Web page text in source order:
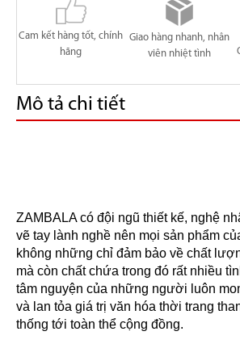
Cam kết hàng tốt, chính
hãng
Giao hàng nhanh, nhân
viên nhiệt tình
Mô tả chi tiết
ZAMBALA có đội ngũ thiết kế, nghệ
vẽ tay lành nghề nên mọi sản phẩm
không những chỉ đảm bảo về chất
mà còn chất chứa trong đó rất nhiều
tâm nguyện của những người luôn
và lan tỏa giá trị văn hóa thời trang
thống tới toàn thể cộng đồng.